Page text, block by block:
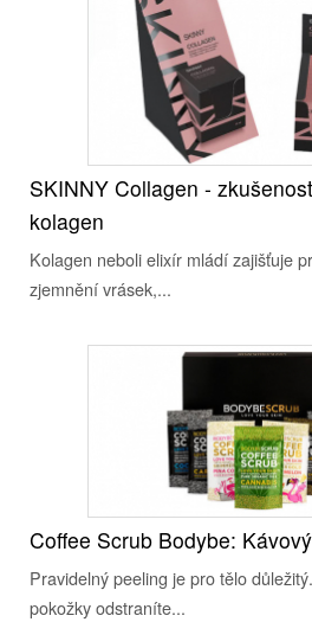
SKINNY Collagen -
kolagen
Kolagen neboli elixír mládí zajišťuje
zjemnění vrásek,...
Coffee Scrub Bodybe:
Pravidelný peeling je pro tělo
pokožky odstraníte...